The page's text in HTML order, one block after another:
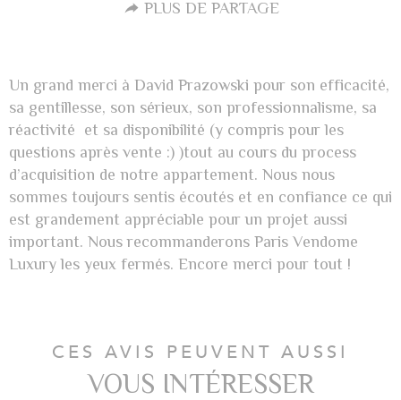
PLUS DE PARTAGE
Un grand merci à David Prazowski pour son efficacité,
sa gentillesse, son sérieux, son professionnalisme, sa
réactivité et sa disponibilité (y compris pour les
questions après vente :) )tout au cours du process
d’acquisition de notre appartement. Nous nous
sommes toujours sentis écoutés et en confiance ce qui
est grandement appréciable pour un projet aussi
important. Nous recommanderons Paris Vendome
Luxury les yeux fermés. Encore merci pour tout !
CES AVIS PEUVENT AUSSI
VOUS INTÉRESSER